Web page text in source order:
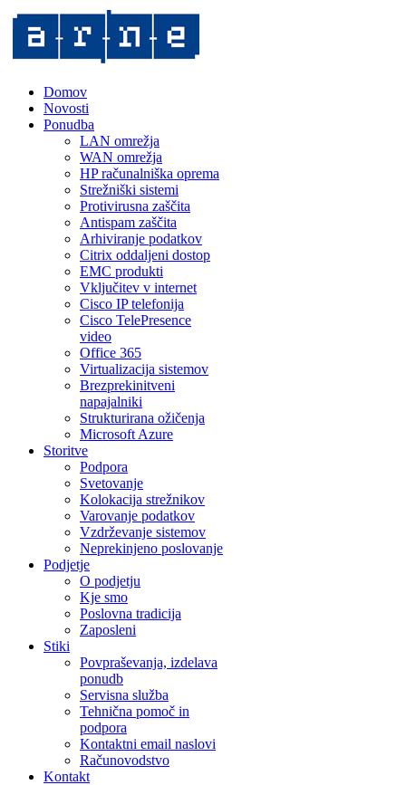
Domov
Novosti
Ponudba
LAN omrežja
WAN omrežja
HP računalniška oprema
Strežniški sistemi
Protivirusna zaščita
Antispam zaščita
Arhiviranje podatkov
Citrix oddaljeni dostop
EMC produkti
Vključitev v internet
Cisco IP telefonija
Cisco TelePresence
video
Office 365
Virtualizacija sistemov
Brezprekinitveni
napajalniki
Strukturirana ožičenja
Microsoft Azure
Storitve
Podpora
Svetovanje
Kolokacija strežnikov
Varovanje podatkov
Vzdrževanje sistemov
Neprekinjeno poslovanje
Podjetje
O podjetju
Kje smo
Poslovna tradicija
Zaposleni
Stiki
Povpraševanja, izdelava
ponudb
Servisna služba
Tehnična pomoč in
podpora
Kontaktni email naslovi
Računovodstvo
Kontakt